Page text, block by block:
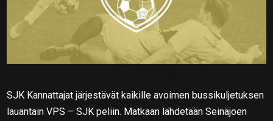
SJK Kannattajat järjestävät kaikille avoimen bussikuljetuksen
lauantain VPS – SJK peliin. Matkaan lähdetään Seinäjoen